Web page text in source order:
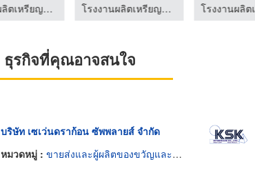
โรงงานผลิตเหรียญรางวัล บิวตี้ คัมพลีท แมนูแฟคเตอร์
โรงงานผลิตเหรียญรางวัล บิวตี้ คัมพลีท แมนูแฟคเตอร์
ธุรกิจที่คุณอาจสนใจ
บริษัท เซเว่นดราก้อน ซัพพลายส์ จำกัด
หมวดหมู่ :ขายส่งและผู้ผลิตของขวัญและของชำร่วย